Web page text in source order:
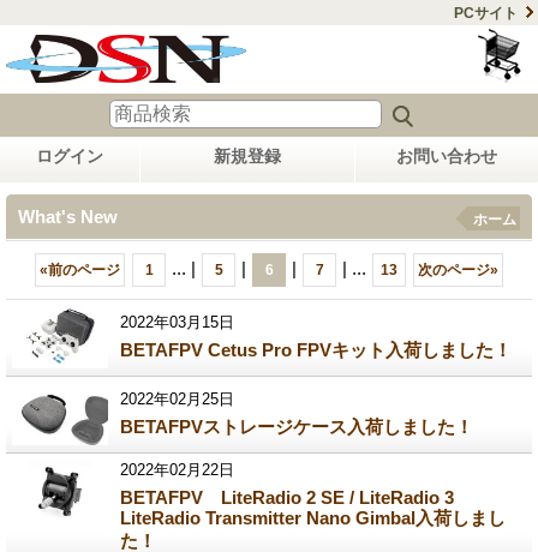
PCサイト
ログイン 新規登録 お問い合わせ
What's New ホーム
«前のページ 1 ... | 5 | 6 | 7 | ... 13 次のページ»
2022年03月15日
BETAFPV Cetus Pro FPVキット入荷しました！
2022年02月25日
BETAFPVストレージケース入荷しました！
2022年02月22日
BETAFPV LiteRadio 2 SE / LiteRadio 3
LiteRadio Transmitter Nano Gimbal入荷しまし
た！